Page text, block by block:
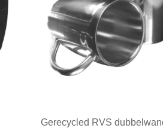
Gerecycled RVS